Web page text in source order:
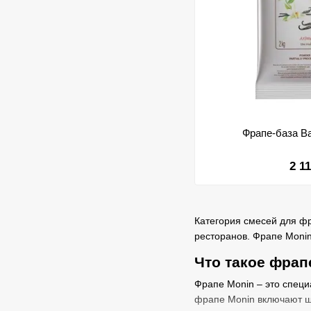
Категория смесей для
ресторанов. Фрапе
Что такое
Фрапе Monin – это
фрапе Monin включают
Фрапе-база
2